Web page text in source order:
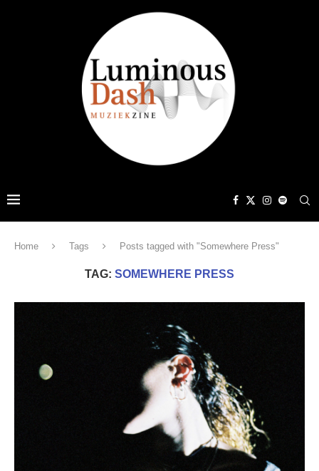
Home Tags Posts tagged with "Somewhere Press"
TAG: SOMEWHERE PRESS